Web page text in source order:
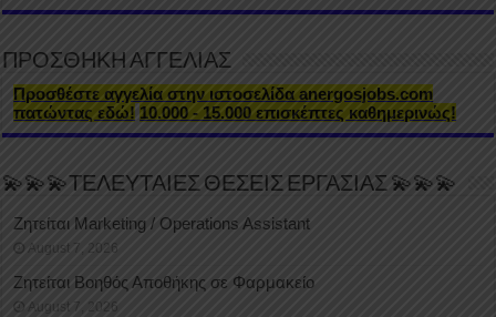
ΠΡΟΣΘΗΚΗ ΑΓΓΕΛΙΑΣ
Προσθέστε αγγελία στην ιστοσελίδα anergosjobs.com
πατώντας εδώ! 10.000 - 15.000 επισκέπτες καθημερινώς!
💫💫💫ΤΕΛΕΥΤΑΙΕΣ ΘΕΣΕΙΣ ΕΡΓΑΣΙΑΣ 💫💫💫
Ζητείται Marketing / Operations Assistant
August 7, 2026
Ζητείται Βοηθός Αποθήκης σε Φαρμακείο
August 7, 2026